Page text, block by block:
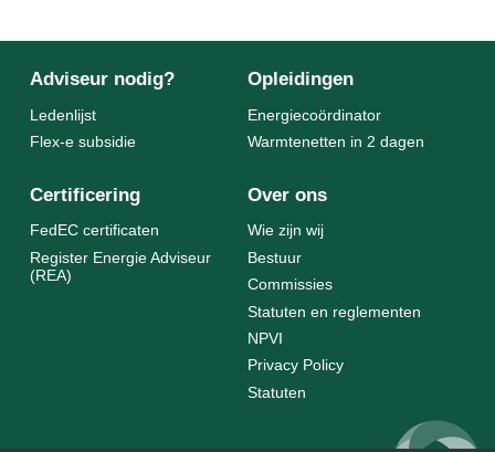
Adviseur nodig?
Ledenlijst
Flex-e subsidie
Opleidingen
Energiecoördinator
Warmtenetten in 2 dagen
Certificering
FedEC certificaten
Register Energie Adviseur
(REA)
Over ons
Wie zijn wij
Bestuur
Commissies
Statuten en reglementen
NPVI
Privacy Policy
Statuten